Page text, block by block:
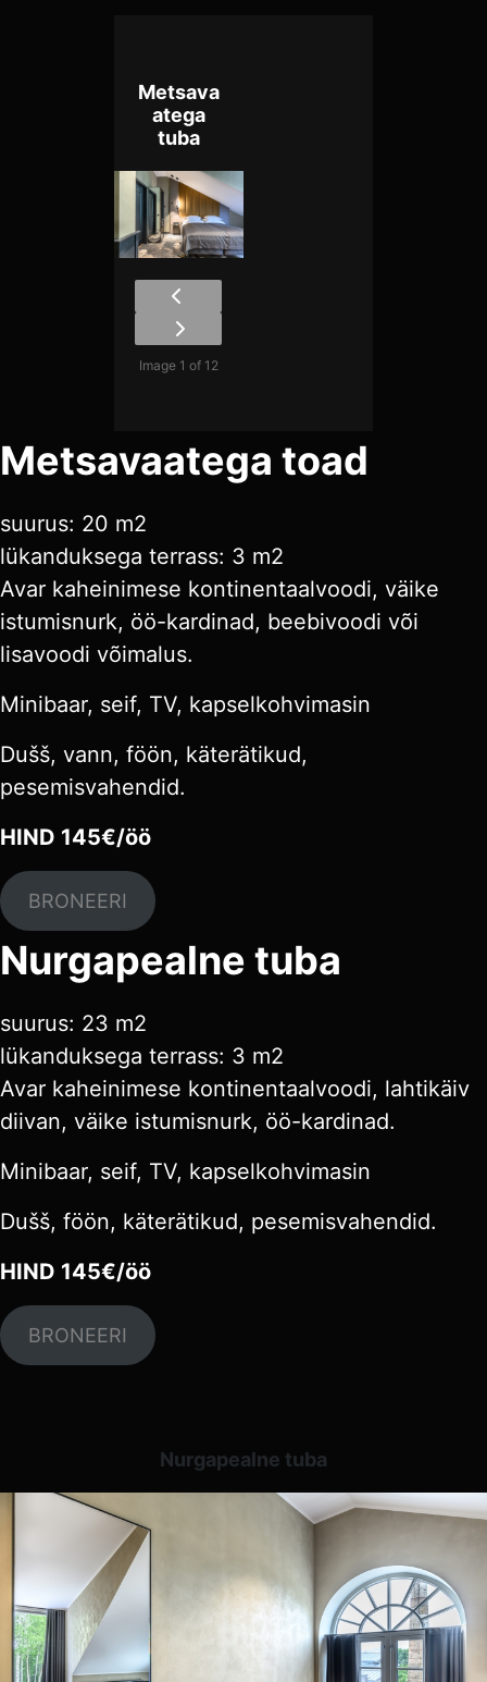
Metsava
atega
tuba
Image 1 of 12
Metsavaatega toad
suurus: 20 m2
lükanduksega terrass: 3 m2
Avar kaheinimese kontinentaalvoodi, väike
istumisnurk, öö-kardinad, beebivoodi või
lisavoodi võimalus.
Minibaar, seif, TV, kapselkohvimasin
Dušš, vann, föön, käterätikud,
pesemisvahendid.
HIND 145€/öö
BRONEERI
Nurgapealne tuba
suurus: 23 m2
lükanduksega terrass: 3 m2
Avar kaheinimese kontinentaalvoodi, lahtikäiv
diivan, väike istumisnurk, öö-kardinad.
Minibaar, seif, TV, kapselkohvimasin
Dušš, föön, käterätikud, pesemisvahendid.
HIND 145€/öö
BRONEERI
Nurgapealne tuba